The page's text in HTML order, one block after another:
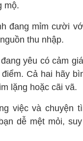
mộ.
đang mỉm cười
thu nhập.
yêu có cảm
Cả hai hãy
lặng hoặc cãi vã.
việc và chuyện
dễ mệt mỏi,